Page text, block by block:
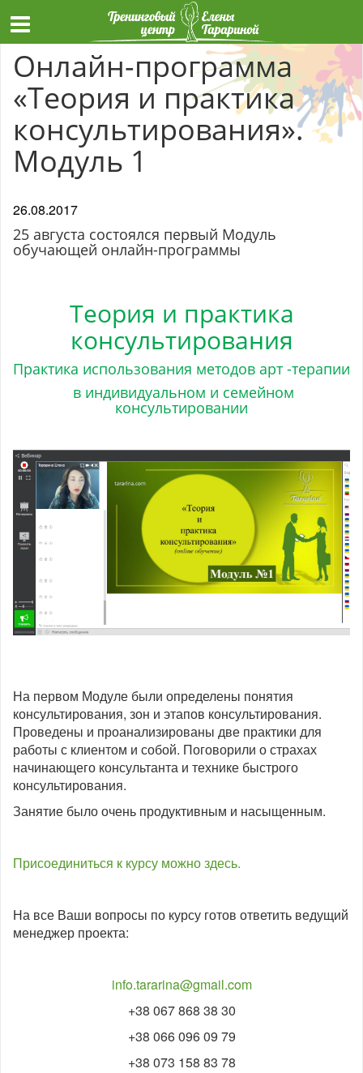
Онлайн-программа
«Теория и практика
консультирования».
Модуль 1
26.08.2017
25 августа состоялся первый Модуль
обучающей онлайн-программы
Теория и практика
консультирования
Практика использования методов арт -терапии
в индивидуальном и семейном
консультировании
На первом Модуле были определены понятия
консультирования, зон и этапов консультирования.
Проведены и проанализированы две практики для
работы с клиентом и собой. Поговорили о страхах
начинающего консультанта и технике быстрого
консультирования.
Занятие было очень продуктивным и насыщенным.
Присоединиться к курсу можно здесь.
На все Ваши вопросы по курсу готов ответить ведущий
менеджер проекта:
info.tararina@gmail.com
+38 067 868 38 30
+38 066 096 09 79
+38 073 158 83 78